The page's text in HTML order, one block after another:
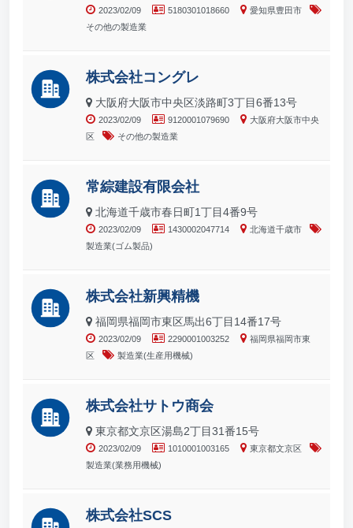
2023/02/09 5180301018660
愛知県豊田市
その他の製造業
株式会社コングレ
大阪府大阪市中央区淡路町3丁目6番13号
2023/02/09 9120001079690
大阪府大阪市中央
区
その他の製造業
常綜建設有限会社
北海道千歳市春日町1丁目4番9号
2023/02/09 1430002047714
北海道千歳市
製造業(ゴム製品)
株式会社新興精機
福岡県福岡市東区馬出6丁目14番17号
2023/02/09 2290001003252
福岡県福岡市東
区
製造業(生産用機械)
株式会社サトウ商会
東京都文京区湯島2丁目31番15号
2023/02/09 1010001003165
東京都文京区
製造業(業務用機械)
株式会社SCS